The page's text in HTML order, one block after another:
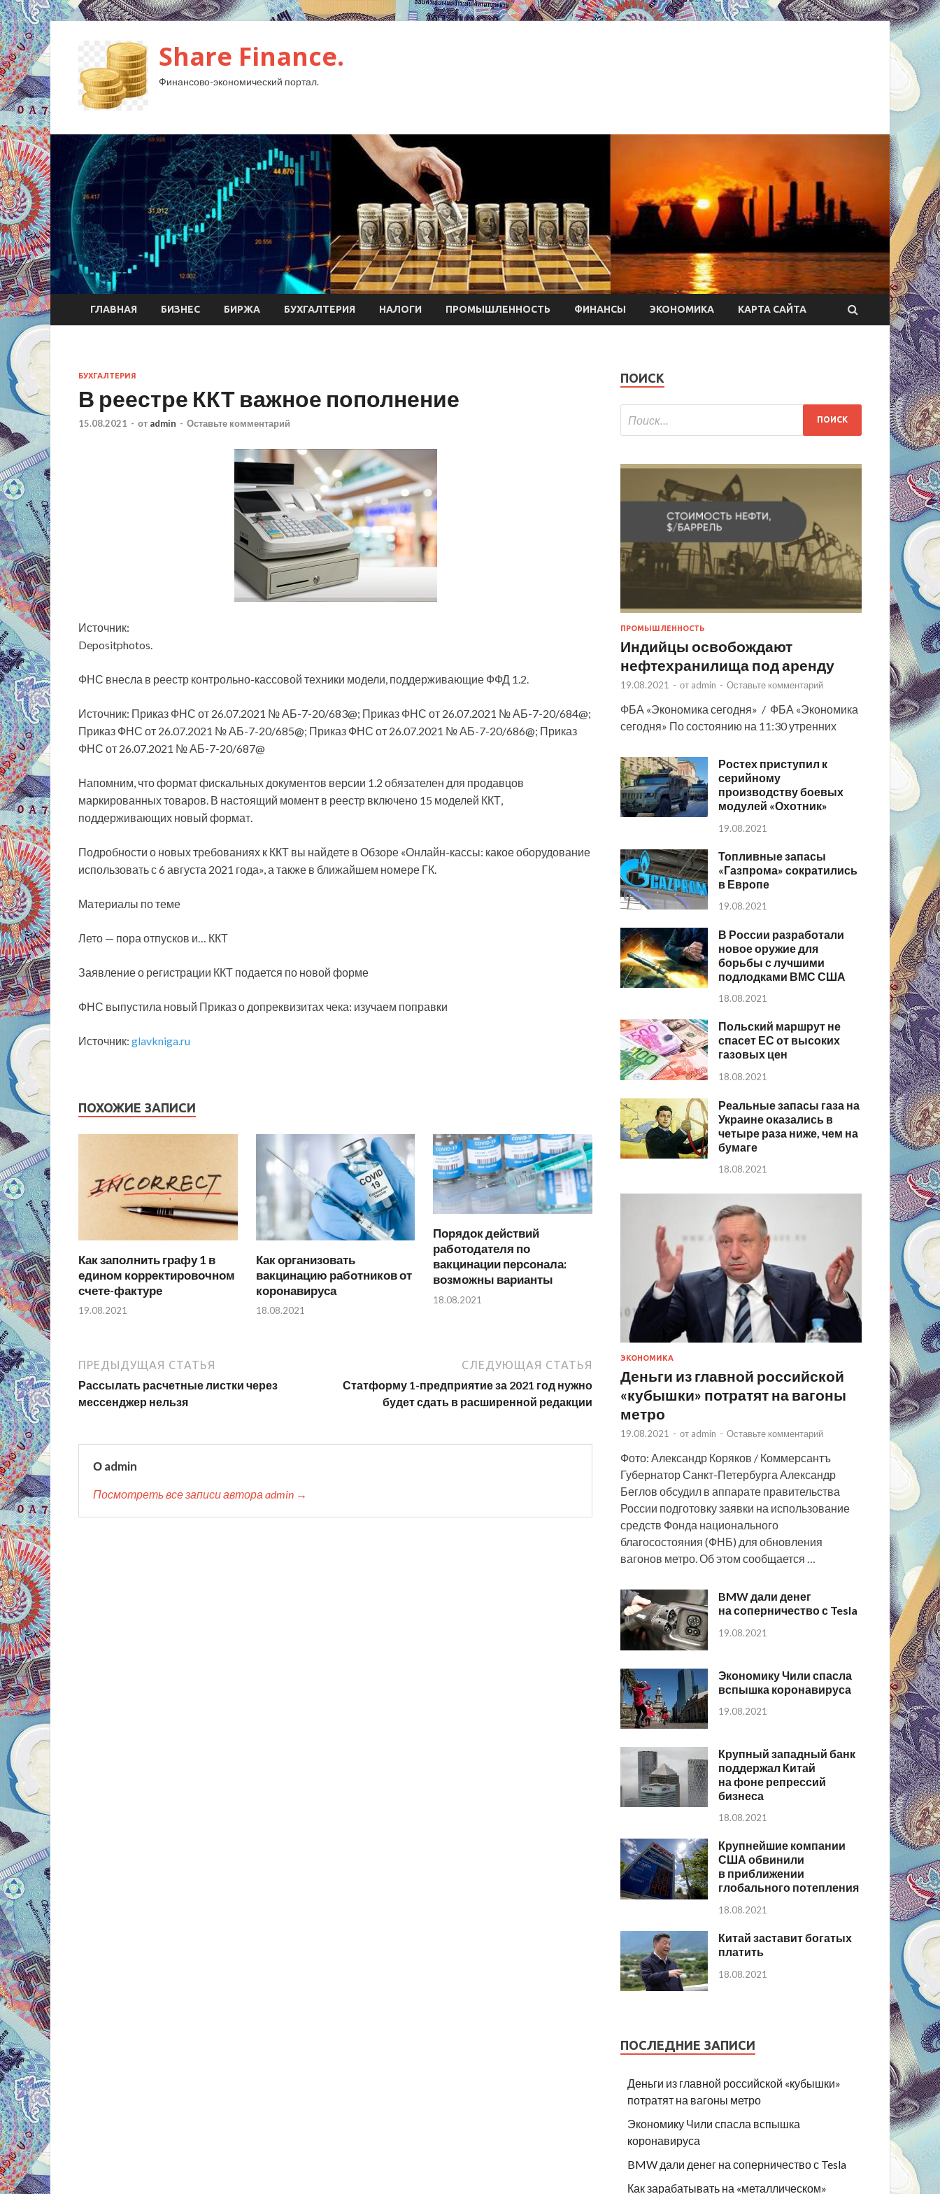
Share Finance.
Финансово-экономический портал.
ГЛАВНАЯ БИЗНЕС БИРЖА БУХГАЛТЕРИЯ НАЛОГИ ПРОМЫШЛЕННОСТЬ ФИНАНСЫ ЭКОНОМИКА КАРТА САЙТА
БУХГАЛТЕРИЯ
В реестре ККТ важное пополнение
15.08.2021 - от admin - Оставьте комментарий
Источник:
Depositphotos.
ФНС внесла в реестр контрольно-кассовой техники модели, поддерживающие ФФД 1.2.
Источник: Приказ ФНС от 26.07.2021 № АБ-7-20/683@; Приказ ФНС от 26.07.2021 № АБ-7-20/684@;
Приказ ФНС от 26.07.2021 № АБ-7-20/685@; Приказ ФНС от 26.07.2021 № АБ-7-20/686@; Приказ
ФНС от 26.07.2021 № АБ-7-20/687@
Напомним, что формат фискальных документов версии 1.2 обязателен для продавцов
маркированных товаров. В настоящий момент в реестр включено 15 моделей ККТ,
поддерживающих новый формат.
Подробности о новых требованиях к ККТ вы найдете в Обзоре «Онлайн-кассы: какое оборудование
использовать с 6 августа 2021 года», а также в ближайшем номере ГК.
Материалы по теме
Лето — пора отпусков и… ККТ
Заявление о регистрации ККТ подается по новой форме
ФНС выпустила новый Приказ о допреквизитах чека: изучаем поправки
Источник: glavkniga.ru
ПОХОЖИЕ ЗАПИСИ
Как заполнить графу 1 в
едином корректировочном
счете-фактуре
19.08.2021
Как организовать
вакцинацию работников от
коронавируса
18.08.2021
Порядок действий
работодателя по
вакцинации персонала:
возможны варианты
18.08.2021
ПРЕДЫДУЩАЯ СТАТЬЯ
Рассылать расчетные листки через
мессенджер нельзя
СЛЕДУЮЩАЯ СТАТЬЯ
Статформу 1-предприятие за 2021 год нужно
будет сдать в расширенной редакции
О admin
Посмотреть все записи автора admin →
ПОИСК
ПРОМЫШЛЕННОСТЬ
Индийцы освобождают
нефтехранилища под аренду
19.08.2021 - от admin - Оставьте комментарий
ФБА «Экономика сегодня» / ФБА «Экономика
сегодня» По состоянию на 11:30 утренних
Ростех приступил к
серийному
производству боевых
модулей «Охотник»
19.08.2021
Топливные запасы
«Газпрома» сократились
в Европе
19.08.2021
В России разработали
новое оружие для
борьбы с лучшими
подлодками ВМС США
18.08.2021
Польский маршрут не
спасет ЕС от высоких
газовых цен
18.08.2021
Реальные запасы газа на
Украине оказались в
четыре раза ниже, чем на
бумаге
18.08.2021
ЭКОНОМИКА
Деньги из главной российской
«кубышки» потратят на вагоны
метро
19.08.2021 - от admin - Оставьте комментарий
Фото: Александр Коряков / Коммерсантъ
Губернатор Санкт-Петербурга Александр
Беглов обсудил в аппарате правительства
России подготовку заявки на использование
средств Фонда национального
благосостояния (ФНБ) для обновления
вагонов метро. Об этом сообщается …
BMW дали денег
на соперничество с Tesla
19.08.2021
Экономику Чили спасла
вспышка коронавируса
19.08.2021
Крупный западный банк
поддержал Китай
на фоне репрессий
бизнеса
18.08.2021
Крупнейшие компании
США обвинили
в приближении
глобального потепления
18.08.2021
Китай заставит богатых
платить
18.08.2021
ПОСЛЕДНИЕ ЗАПИСИ
Деньги из главной российской «кубышки»
потратят на вагоны метро
Экономику Чили спасла вспышка
коронавируса
BMW дали денег на соперничество с Tesla
Как зарабатывать на «металлическом»